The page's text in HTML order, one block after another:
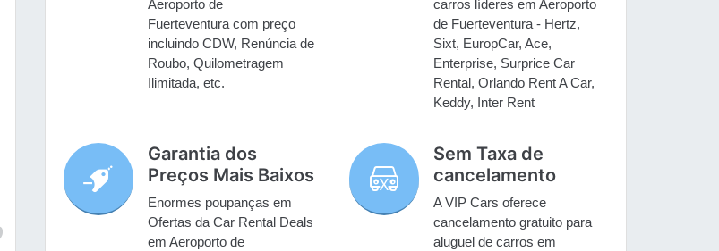
Aeroporto de
Fuerteventura com preço
incluindo CDW, Renúncia de
Roubo, Quilometragem
Ilimitada, etc.
carros líderes em Aeroporto
de Fuerteventura - Hertz,
Sixt, EuropCar, Ace,
Enterprise, Surprice Car
Rental, Orlando Rent A Car,
Keddy, Inter Rent
Garantia dos
Preços Mais Baixos
Enormes poupanças em
Ofertas da Car Rental Deals
em Aeroporto de
Sem Taxa de
cancelamento
A VIP Cars oferece
cancelamento gratuito para
aluguel de carros em